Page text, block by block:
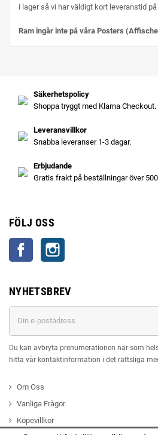
i lager så vi har väldigt kort leveranstid på
Ram ingår inte på våra Posters
Säkerhetspolicy
Shoppa tryggt med Klarna Checkout.
Leveransvillkor
Snabba leveranser 1-3 dagar.
Erbjudande
Gratis frakt på beställningar över
FÖLJ OSS
Facebook
NYHETSBREV
Du kan avbryta prenumerationen när som
hitta vår kontaktinformation i det rättsliga
Om Oss
Vanliga Frågor
Köpevillkor